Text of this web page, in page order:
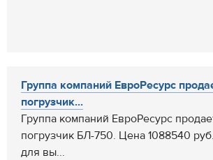
Группа компаний ЕвроРесурс
погрузчик...
Группа компаний ЕвроРесурс
погрузчик БЛ-750. Цена 1088540
для вы...